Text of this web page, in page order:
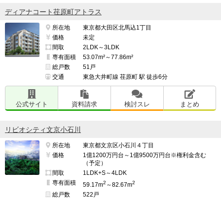
ディアナコート荏原町アトラス
所在地
東京都大田区北馬込1丁目
価格
未定
間取
2LDK～3LDK
専有面積
53.07m²～77.86m²
総戸数
51戸
交通
東急大井町線 荏原町 駅 徒歩6分
公式サイト 資料請求 検討スレ まとめ
リビオシティ文京小石川
所在地
東京都文京区小石川４丁目
価格
1億1200万円台～1億9500万円台※権利金含む
（予定）
間取
1LDK+S～4LDK
専有面積
59.17m2 ～82.67m2
総戸数
522戸